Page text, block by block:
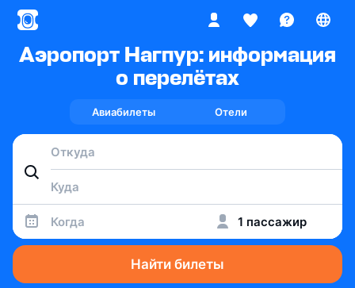
Аэропорт Нагпур: информация
о перелётах
Авиабилеты Отели
Когда 1 пассажир
Найти билеты